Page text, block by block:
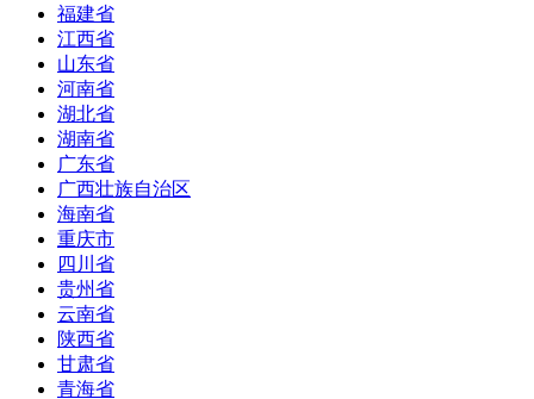
福建省
江西省
山东省
河南省
湖北省
湖南省
广东省
广西壮族自治区
海南省
重庆市
四川省
贵州省
云南省
陕西省
甘肃省
青海省